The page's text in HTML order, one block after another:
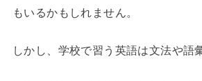
もいるかもしれません。
しかし、学校で習う英語は文法や語